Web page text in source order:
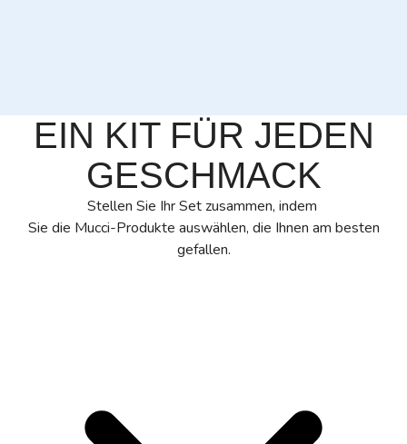
EIN KIT FÜR JEDEN
GESCHMACK
Stellen Sie Ihr Set zusammen, indem
Sie die Mucci-Produkte auswählen, die Ihnen am besten
gefallen.